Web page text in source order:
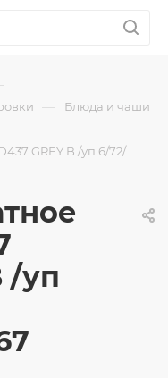
— Блюда и чаши
GREY B /уп 6/72/
/уп